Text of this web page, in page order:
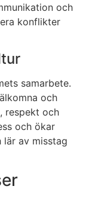
och
konflikter
samarbete.
och
respekt och
och ökar
lär av misstag